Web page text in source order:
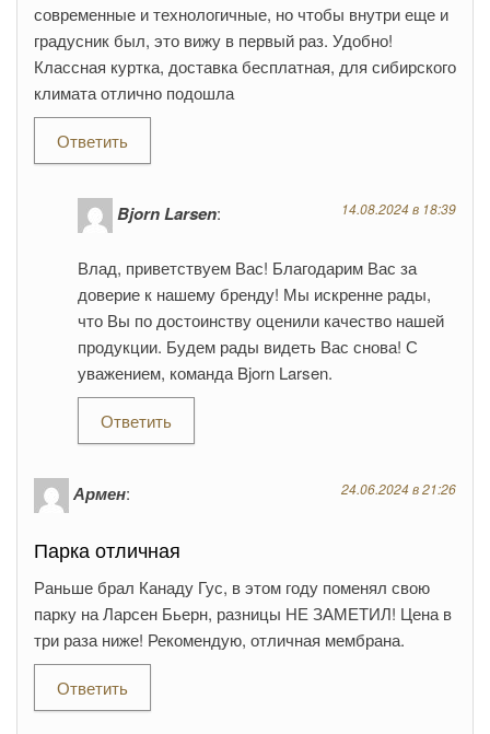
современные и технологичные, но чтобы внутри еще и
градусник был, это вижу в первый раз. Удобно!
Классная куртка, доставка бесплатная, для сибирского
климата отлично подошла
Ответить
Bjorn Larsen: 14.08.2024 в 18:39
Влад, приветствуем Вас! Благодарим Вас за
доверие к нашему бренду! Мы искренне рады,
что Вы по достоинству оценили качество нашей
продукции. Будем рады видеть Вас снова! С
уважением, команда Bjorn Larsen.
Ответить
Армен: 24.06.2024 в 21:26
Парка отличная
Раньше брал Канаду Гус, в этом году поменял свою
парку на Ларсен Бьерн, разницы НЕ ЗАМЕТИЛ! Цена в
три раза ниже! Рекомендую, отличная мембрана.
Ответить